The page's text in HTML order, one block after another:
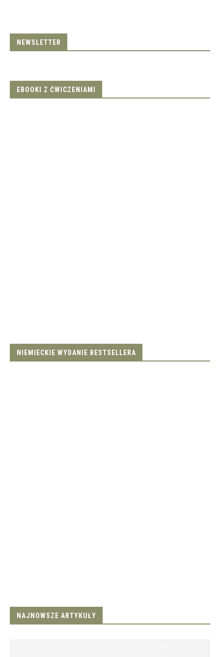
NEWSLETTER
EBOOKI Z ĆWICZENIAMI
NIEMIECKIE WYDANIE BESTSELLERA
NAJNOWSZE ARTYKUŁY